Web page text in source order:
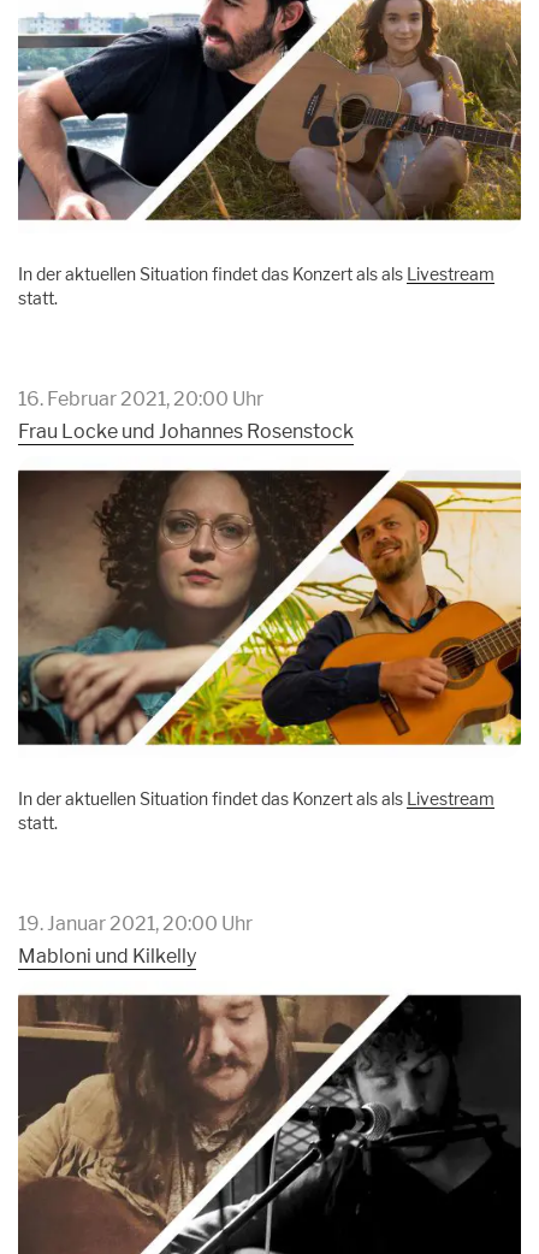
In der aktuellen Situation findet das Konzert als als
Livestream
statt.
16. Februar 2021, 20:00 Uhr
Frau Locke und Johannes Rosenstock
In der aktuellen Situation findet das Konzert als als Livestream
statt.
19. Januar 2021, 20:00 Uhr
Mabloni und Kilkelly